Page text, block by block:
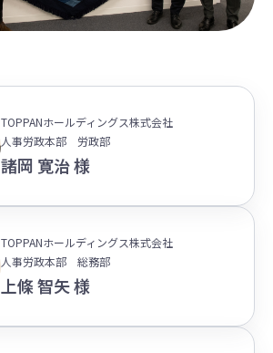
TOPPANホールディングス株式会社
人事労政本部 労政部
諸岡 寛治 様
TOPPANホールディングス株式会社
人事労政本部 総務部
上條 智矢 様